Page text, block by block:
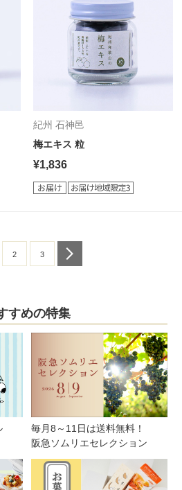
紀州 石神邑
梅エキス 粒
¥1,836
2 3
すめの特集
毎月8～11日は送料無料！
阪急ソムリエセレクション